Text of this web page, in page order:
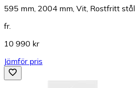
595 mm, 2004 mm, Vit, Rostfritt stål
fr.
10 990 kr
Jämför pris